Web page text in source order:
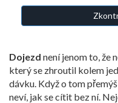
Dojezd není jenom to, že
který se zhroutil kolem
dávku. Když o tom
neví, jak se cítit bez ní.